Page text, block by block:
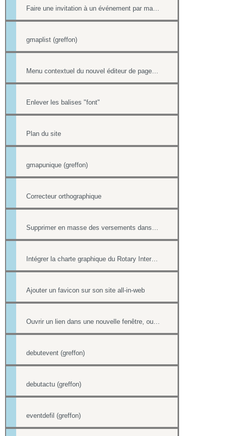
gmaplist (greffon)
Enlever les balises "font"
Plan du site
gmapunique (greffon)
Correcteur orthographique
Ajouter un favicon sur son site all-in-web
debutevent (greffon)
debutactu (greffon)
eventdefil (greffon)